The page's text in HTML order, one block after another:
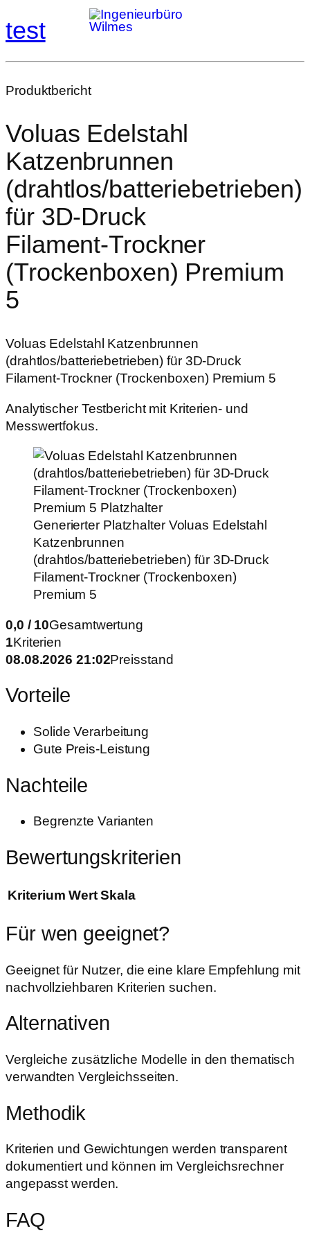
test
Produktbericht
Voluas Edelstahl
Katzenbrunnen
(drahtlos/batteriebetrieben)
für 3D‑Druck
Filament‑Trockner
(Trockenboxen) Premium
5
Voluas Edelstahl Katzenbrunnen
(drahtlos/batteriebetrieben) für 3D‑Druck
Filament‑Trockner (Trockenboxen) Premium 5
Analytischer Testbericht mit Kriterien- und
Messwertfokus.
Generierter Platzhalter Voluas Edelstahl
Katzenbrunnen
(drahtlos/batteriebetrieben) für 3D‑Druck
Filament‑Trockner (Trockenboxen)
Premium 5
0,0 / 10Gesamtwertung
1Kriterien
08.08.2026 21:02Preisstand
Vorteile
Solide Verarbeitung
Gute Preis-Leistung
Nachteile
Begrenzte Varianten
Bewertungskriterien
Kriterium Wert Skala
Für wen geeignet?
Geeignet für Nutzer, die eine klare Empfehlung mit
nachvollziehbaren Kriterien suchen.
Alternativen
Vergleiche zusätzliche Modelle in den thematisch
verwandten Vergleichsseiten.
Methodik
Kriterien und Gewichtungen werden transparent
dokumentiert und können im Vergleichsrechner
angepasst werden.
FAQ